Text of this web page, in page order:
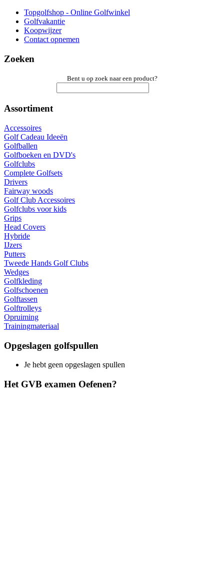
Topgolfshop - Online Golfwinkel
Golfvakantie
Koopwijzer
Contact opnemen
Zoeken
Bent u op zoek naar een product?
Assortiment
Accessoires
Golf Cadeau Ideeën
Golfballen
Golfboeken en DVD's
Golfclubs
Complete Golfsets
Drivers
Fairway woods
Golf Club Accessoires
Golfclubs voor kids
Grips
Head Covers
Hybride
IJzers
Putters
Tweede Hands Golf Clubs
Wedges
Golfkleding
Golfschoenen
Golftassen
Golftrolleys
Opruiming
Trainingmateriaal
Opgeslagen golfspullen
Je hebt geen opgeslagen spullen
Het GVB examen Oefenen?